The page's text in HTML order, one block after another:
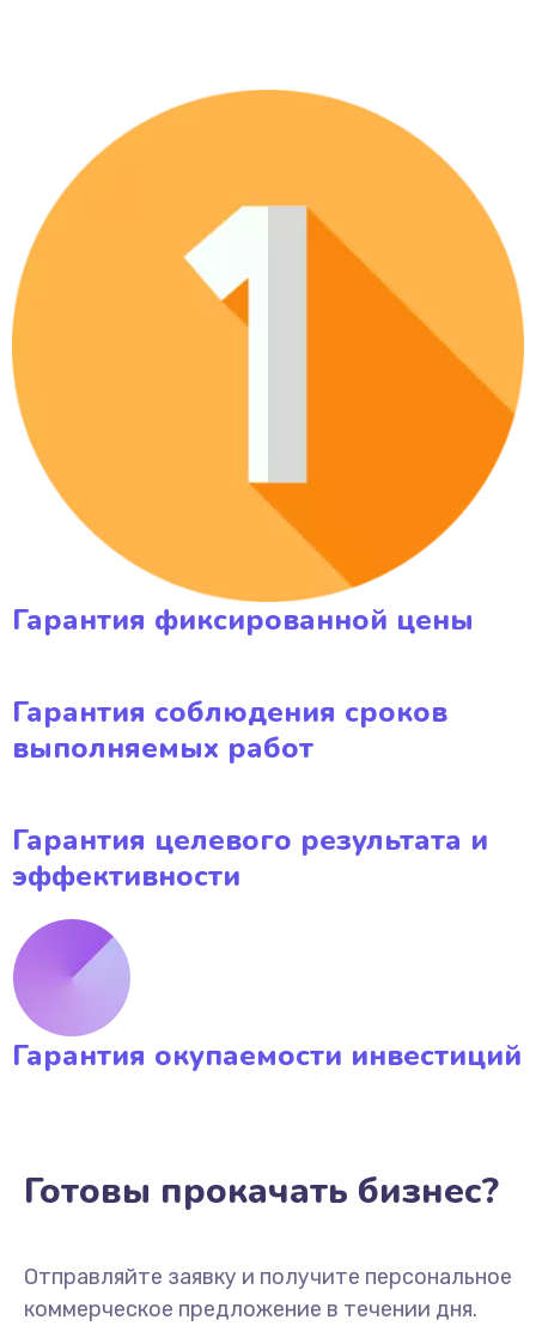
Гарантия фиксированной цены
Гарантия соблюдения сроков
выполняемых работ
Гарантия целевого результата и
эффективности
Гарантия окупаемости инвестиций
Готовы прокачать бизнес?
Отправляйте заявку и получите персональное
коммерческое предложение в течении дня.